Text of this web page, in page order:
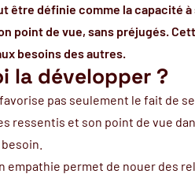
être définie comme la capacité
point de vue, sans préjugés.
besoins des autres.
la développer ?
favorise pas seulement le fait de
ressentis et son point de vue
empathie permet de nouer des